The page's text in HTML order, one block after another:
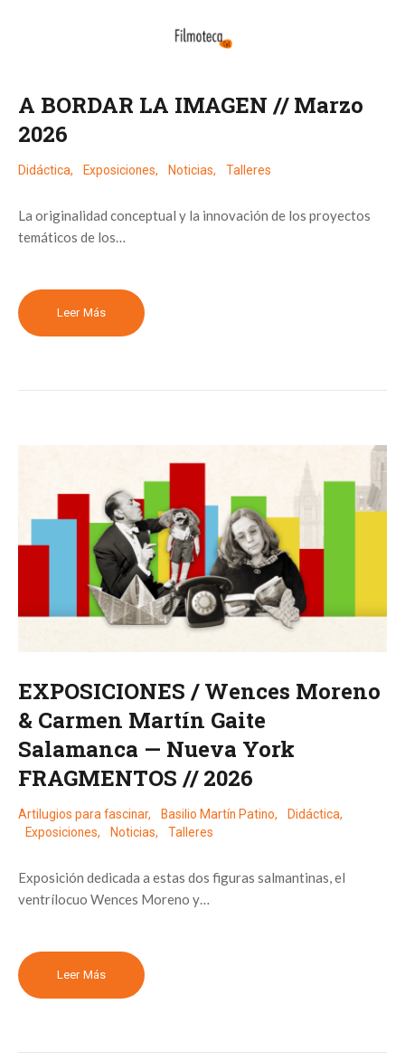
A BORDAR LA IMAGEN // Marzo
2026
Didáctica, Exposiciones, Noticias, Talleres
La originalidad conceptual y la innovación de los proyectos
temáticos de los…
Leer Más
EXPOSICIONES / Wences Moreno
& Carmen Martín Gaite
Salamanca — Nueva York
FRAGMENTOS // 2026
Artilugios para fascinar, Basilio Martín Patino, Didáctica,
Exposiciones, Noticias, Talleres
Exposición dedicada a estas dos figuras salmantinas, el
ventrílocuo Wences Moreno y…
Leer Más